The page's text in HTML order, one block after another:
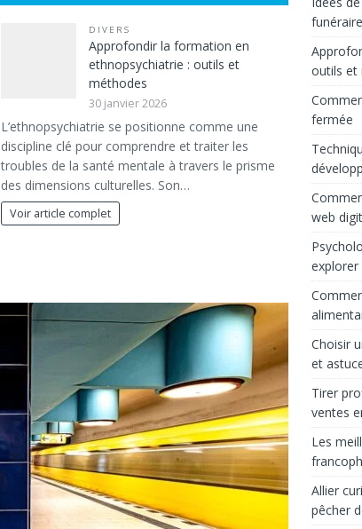
DIVERS
Approfondir la formation en
ethnopsychiatrie : outils et
méthodes
30 janvier 2026
L’ethnopsychiatrie se positionne comme une
discipline clé pour comprendre et traiter les
troubles de la santé mentale à travers le prisme
des dimensions culturelles. Son…
Voir article complet
outils et
fermée
web
explorer
Choisir
et
Tirer
ventes
Les
Allier
pêcher